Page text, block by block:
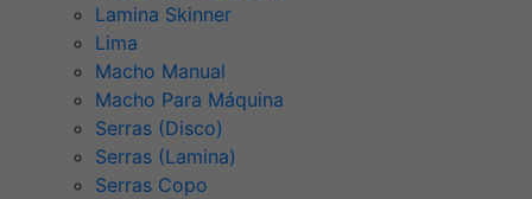
Lamina Skinner
Lima
Macho Manual
Macho Para Máquina
Serras (Disco)
Serras (Lamina)
Serras Copo